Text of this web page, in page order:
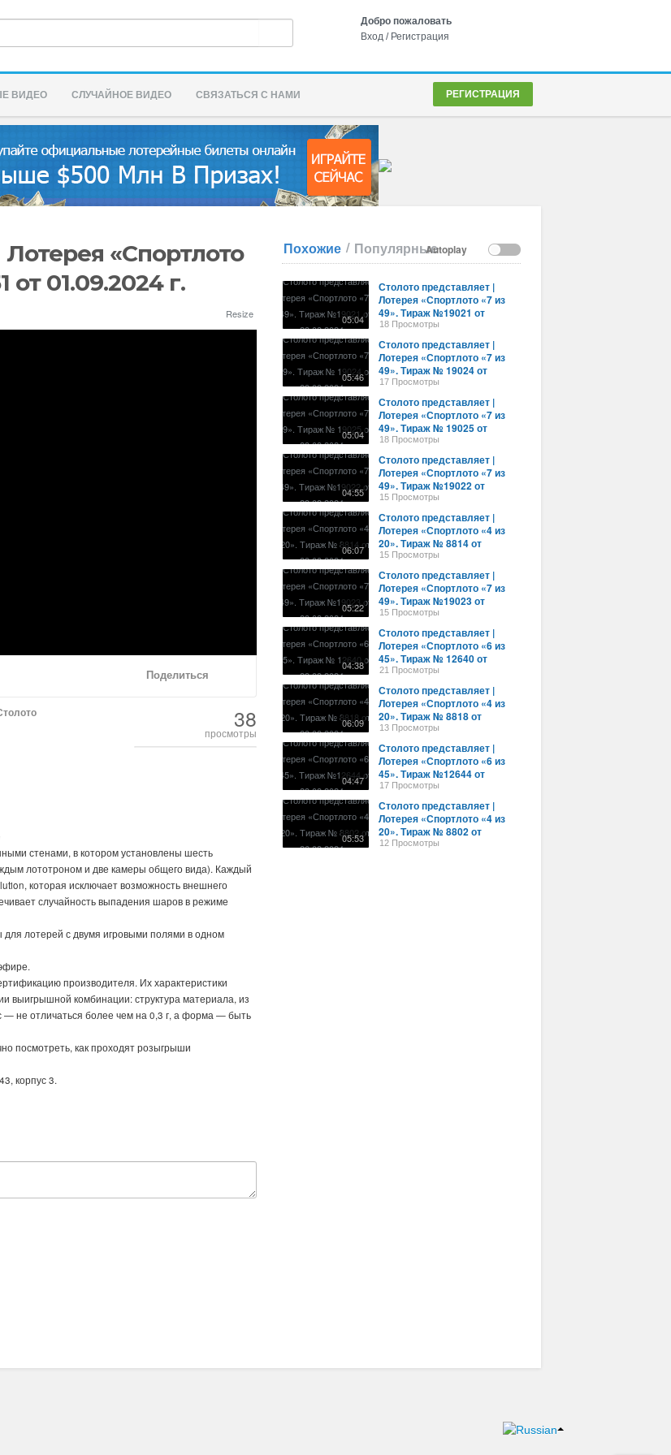
Добро пожаловать
Вход/ Регистрация
ВИДЕО СЛУЧАЙНОЕ ВИДЕО СВЯЗАТЬСЯ С НАМИ РЕГИСТРАЦИЯ
«Спортлото
01.09.2024 г.
Resize
Поделиться
38
просмотры
стенами, в котором установлены шесть
лототроном и две камеры общего вида). Каждый
которая исключает возможность внешнего
случайность выпадения шаров в режиме
лотерей с двумя игровыми полями в одном
производителя. Их характеристики
выигрышной комбинации: структура материала, из
не отличаться более чем на 0,3 г, а форма — быть
посмотреть, как проходят розыгрыши
корпус 3.
Autoplay
Похожие / Популярные
05:04
Столото представляет |
Лотерея «Спортлото «7 из
49». Тираж №19021 от
28.08.2024 г.
18 Просмотры
05:46
Столото представляет |
Лотерея «Спортлото «7 из
49». Тираж № 19024 от
28.08.2024 г.
17 Просмотры
05:04
Столото представляет |
Лотерея «Спортлото «7 из
49». Тираж № 19025 от
28.08.2024 г.
18 Просмотры
04:55
Столото представляет |
Лотерея «Спортлото «7 из
49». Тираж №19022 от
28.08.2024 г.
15 Просмотры
06:07
Столото представляет |
Лотерея «Спортлото «4 из
20». Тираж № 8814 от
28.08.2024 г.
15 Просмотры
05:22
Столото представляет |
Лотерея «Спортлото «7 из
49». Тираж №19023 от
28.08.2024 г.
15 Просмотры
04:38
Столото представляет |
Лотерея «Спортлото «6 из
45». Тираж № 12640 от
28.08.2024 г.
21 Просмотры
06:09
Столото представляет |
Лотерея «Спортлото «4 из
20». Тираж № 8818 от
28.08.2024 г.
13 Просмотры
04:47
Столото представляет |
Лотерея «Спортлото «6 из
45». Тираж №12644 от
28.08.2024 г.
17 Просмотры
05:53
Столото представляет |
Лотерея «Спортлото «4 из
20». Тираж № 8802 от
26.08.2024 г.
12 Просмотры